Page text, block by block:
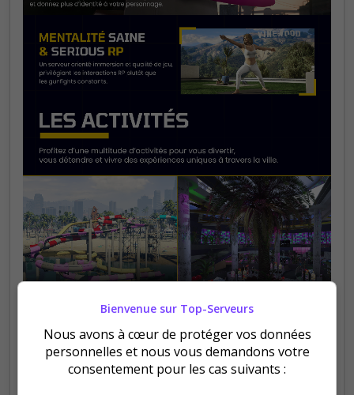
Bienvenue sur Top-Serveurs
Nous avons à cœur de protéger vos données
personnelles et nous vous demandons votre
consentement pour les cas suivants :